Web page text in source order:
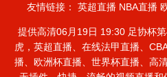
友情链接： 英超直播 NBA直播
提供高清06月19日 19:30 足协杯
虎，英超直播、在线法甲直播、
播、欧洲杯直播、世界杯直播、高